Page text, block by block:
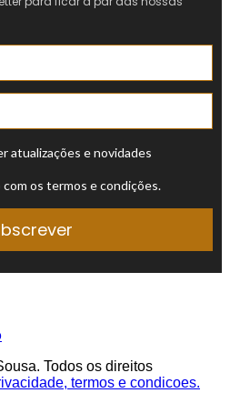
Todos os direitos
termos e condicoes.